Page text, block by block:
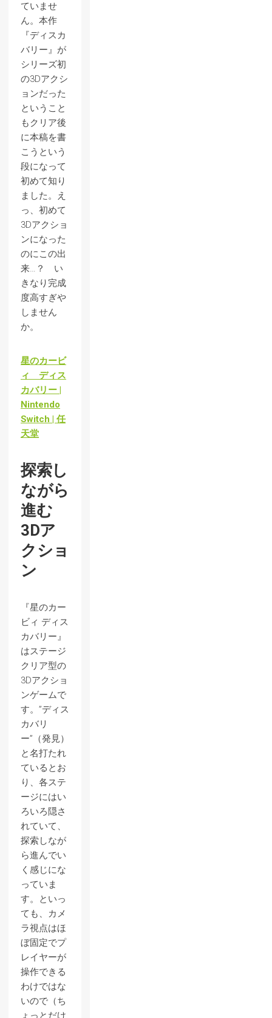
ていませ
ん。本作
『ディスカ
バリー』が
シリーズ初
の3Dアクシ
ョンだった
ということ
もクリア後
に本稿を書
こうという
段になって
初めて知り
ました。え
っ、初めて
3Dアクショ
ンになった
のにこの出
来…？ い
きなり完成
度高すぎや
しません
か。
星のカービ
ィ ディス
カバリー |
Nintendo
Switch | 任
天堂
探索し
ながら
進む
3Dア
クショ
ン
『星のカー
ビィ ディス
カバリー』
はステージ
クリア型の
3Dアクショ
ンゲームで
す。”ディス
カバリ
ー”（発見）
と名打たれ
ているとお
り、各ステ
ージにはい
ろいろ隠さ
れていて、
探索しなが
ら進んでい
く感じにな
っていま
す。といっ
ても、カメ
ラ視点はほ
ぼ固定でプ
レイヤーが
操作できる
わけではな
いので（ち
ょっとだけ